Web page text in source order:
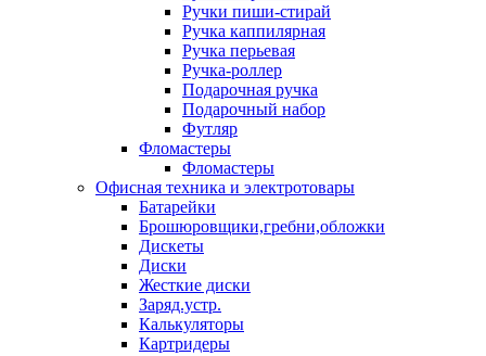
Ручки пиши-стирай
Ручка каппилярная
Ручка перьевая
Ручка-роллер
Подарочная ручка
Подарочный набор
Футляр
Фломастеры
Фломастеры
Офисная техника и электротовары
Батарейки
Брошюровщики,гребни,обложки
Дискеты
Диски
Жесткие диски
Заряд.устр.
Калькуляторы
Картридеры